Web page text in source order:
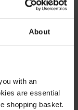
About
with an
are essential
shopping basket.